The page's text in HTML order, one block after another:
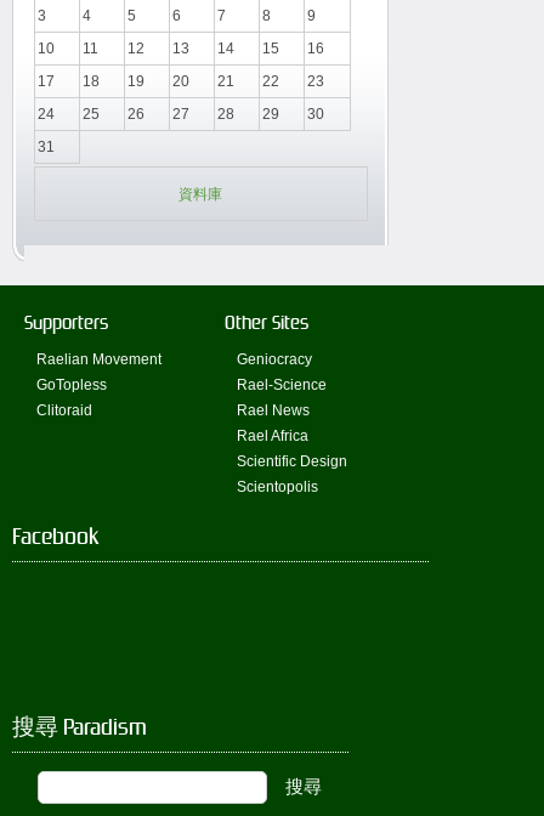
3
4 5 6 7 8
9
10
11 12 13 14 15
16
17
18 19 20 21 22
23
24
25 26 27 28 29
30
31
資料庫
Supporters
Raelian Movement
GoTopless
Clitoraid
Other Sites
Geniocracy
Rael-Science
Rael News
Rael Africa
Scientific Design
Scientopolis
Facebook
搜尋 Paradism